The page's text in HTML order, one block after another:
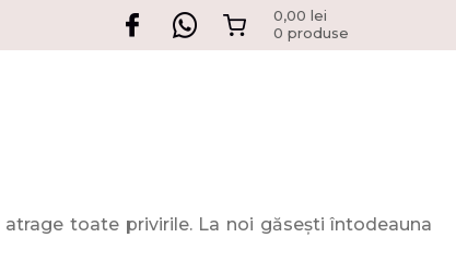
0,00 lei
0 produse
toate privirile. La noi găsești întodeauna